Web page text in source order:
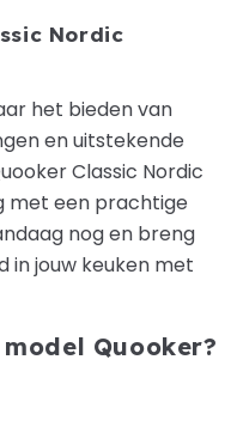
Nordic
het bieden van
en uitstekende
Classic Nordic
met een prachtige
nog en breng
in jouw keuken met
Quooker?